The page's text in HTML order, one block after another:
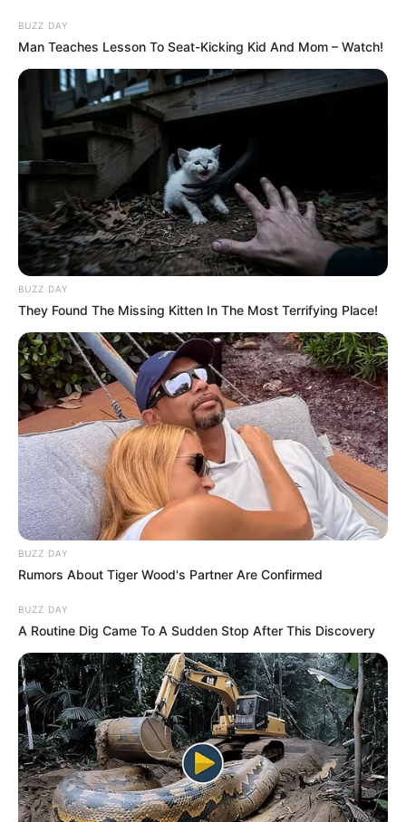
BUZZ DAY
Man Teaches Lesson To Seat-Kicking Kid And Mom – Watch!
BUZZ DAY
They Found The Missing Kitten In The Most Terrifying Place!
BUZZ DAY
Rumors About Tiger Wood's Partner Are Confirmed
BUZZ DAY
A Routine Dig Came To A Sudden Stop After This Discovery